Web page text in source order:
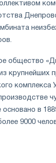
общество
крупнейших
комплекса
в
9000